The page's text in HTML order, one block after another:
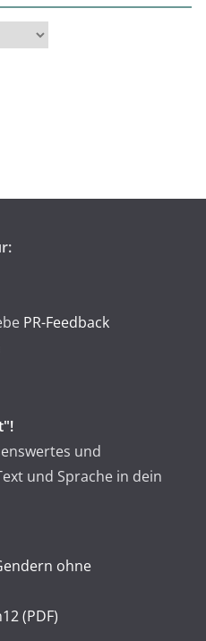
PR-Feedback
und
und Sprache in dein
ohne
(PDF)